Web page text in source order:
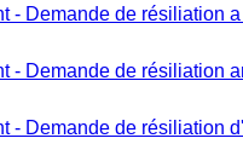
- Demande de résiliation
- Demande de résiliation
- Demande de résiliation